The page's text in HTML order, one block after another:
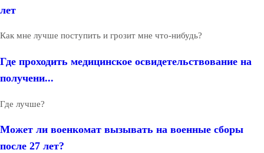
лет
Как мне лучше поступить и грозит мне что-нибудь?
Где проходить медицинское освидетельствование на
получени...
Где лучше?
Может ли военкомат вызывать на военные сборы
после 27 лет?